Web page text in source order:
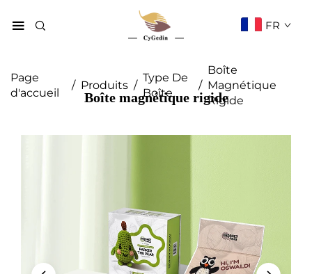
FR
Page
d'accueil
/ Produits /
Type De
Boîte
/
Boîte
Magnétique
Rigide
Boîte magnétique rigide